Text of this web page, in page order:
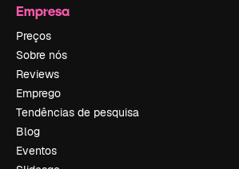
Empresa
Preços
Sobre nós
Reviews
Emprego
Tendências de pesquisa
Blog
Eventos